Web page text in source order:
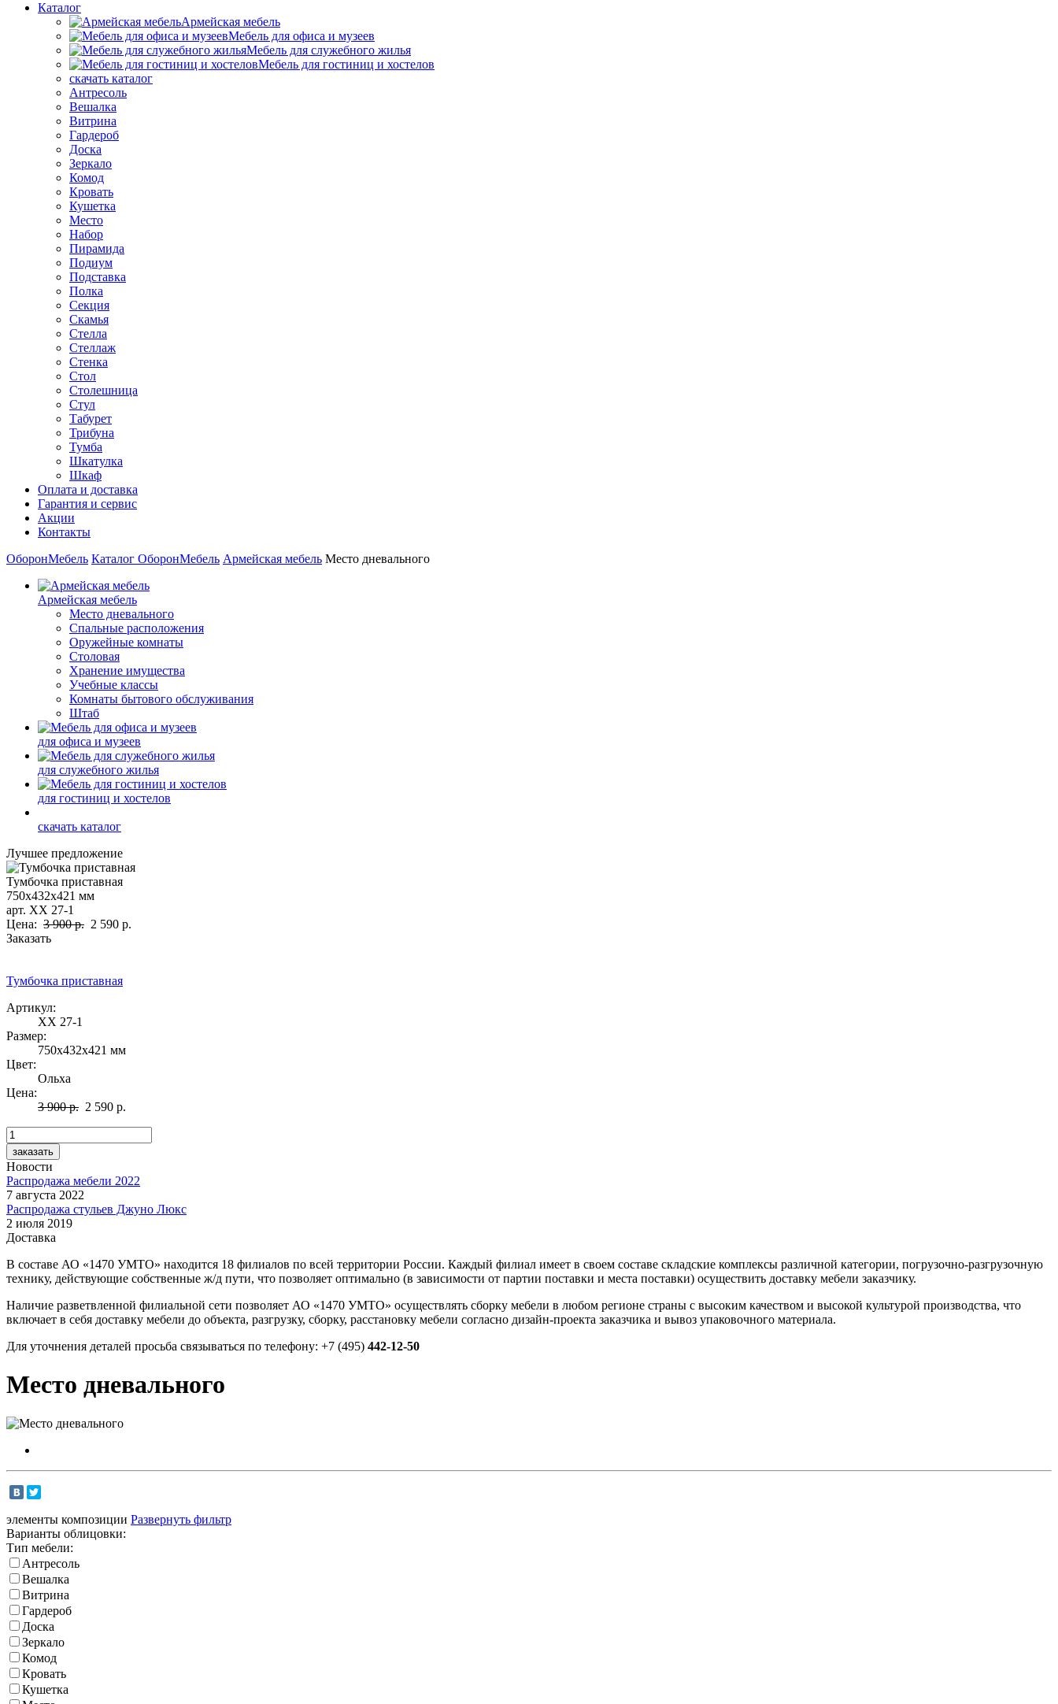
Каталог
Армейская мебель
Мебель для офиса и музеев
Мебель для служебного жилья
Мебель для гостиниц и хостелов
скачать каталог
Антресоль
Вешалка
Витрина
Гардероб
Доска
Зеркало
Комод
Кровать
Кушетка
Место
Набор
Пирамида
Подиум
Подставка
Полка
Секция
Скамья
Стелла
Стеллаж
Стенка
Стол
Столешница
Стул
Табурет
Трибуна
Тумба
Шкатулка
Шкаф
Оплата и доставка
Гарантия и сервис
Акции
Контакты
ОборонМебель Каталог ОборонМебель Армейская мебель Место дневального
Армейская мебель
Место дневального
Спальные расположения
Оружейные комнаты
Столовая
Хранение имущества
Учебные классы
Комнаты бытового обслуживания
Штаб
для офиса и музеев
для служебного жилья
для гостиниц и хостелов
скачать каталог
Лучшее предложение
Тумбочка приставная
750х432х421 мм
арт. ХХ 27-1
Цена: 3 900 р. 2 590 р.
Заказать
Тумбочка приставная
Артикул:
ХХ 27-1
Размер:
750х432х421 мм
Цвет:
Ольха
Цена:
3 900 р. 2 590 р.
Новости
Распродажа мебели 2022
7 августа 2022
Распродажа стульев Джуно Люкс
2 июля 2019
Доставка
В составе АО «1470 УМТО» находится 18 филиалов по всей территории России. Каждый филиал имеет в своем составе складские комплексы различной категории, погрузочно-разгрузочную
технику, действующие собственные ж/д пути, что позволяет оптимально (в зависимости от партии поставки и места поставки) осуществить доставку мебели заказчику.
Наличие разветвленной филиальной сети позволяет АО «1470 УМТО» осуществлять сборку мебели в любом регионе страны с высоким качеством и высокой культурой производства, что
включает в себя доставку мебели до объекта, разгрузку, сборку, расстановку мебели согласно дизайн-проекта заказчика и вывоз упаковочного материала.
Для уточнения деталей просьба связываться по телефону: +7 (495) 442-12-50
Место дневального
элементы композиции Развернуть фильтр
Варианты облицовки:
Тип мебели:
Антресоль
Вешалка
Витрина
Гардероб
Доска
Зеркало
Комод
Кровать
Кушетка